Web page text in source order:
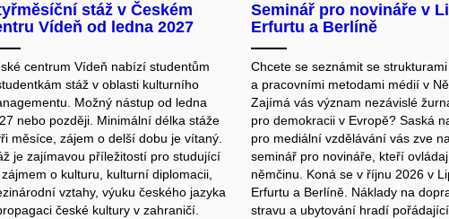
stáž v Českém
Vídeň od ledna 2027
centrum Vídeň nabízí studentům
stáž v oblasti kulturního
Možný nástup od ledna
nebo později. Minimální délka stáže
měsíce, zájem o delší dobu je vítaný.
je zajímavou příležitostí pro studující
o kulturu, kulturní diplomacii,
vztahy, výuku českého jazyka
české kultury v zahraničí.
Seminář pro novináře v
Erfurtu a Berlíně
Chcete se seznámit se strukturami
a pracovními metodami médií v
Zajímá vás význam nezávislé
pro demokracii v Evropě? Saská
pro mediální vzdělávání vás zve na
seminář pro novináře, kteří
němčinu. Koná se v říjnu 2026 v
Erfurtu a Berlíně. Náklady na
stravu a ubytování hradí pořádající